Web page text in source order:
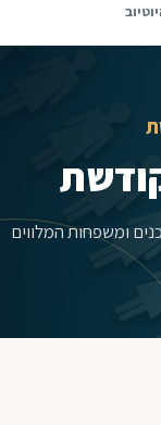
ומשפחות המלווים